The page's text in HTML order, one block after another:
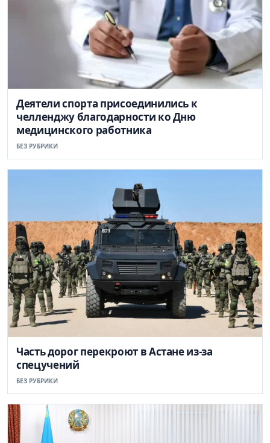
Деятели спорта присоединились к
челленджу благодарности ко Дню
медицинского работника
БЕЗ РУБРИКИ
Часть дорог перекроют в Астане из-за
спецучений
БЕЗ РУБРИКИ